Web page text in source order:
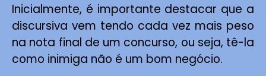
Inicialmente, é importante destacar que a
discursiva vem tendo cada vez mais peso
na nota final de um concurso, ou seja, tê-la
como inimiga não é um bom negócio.